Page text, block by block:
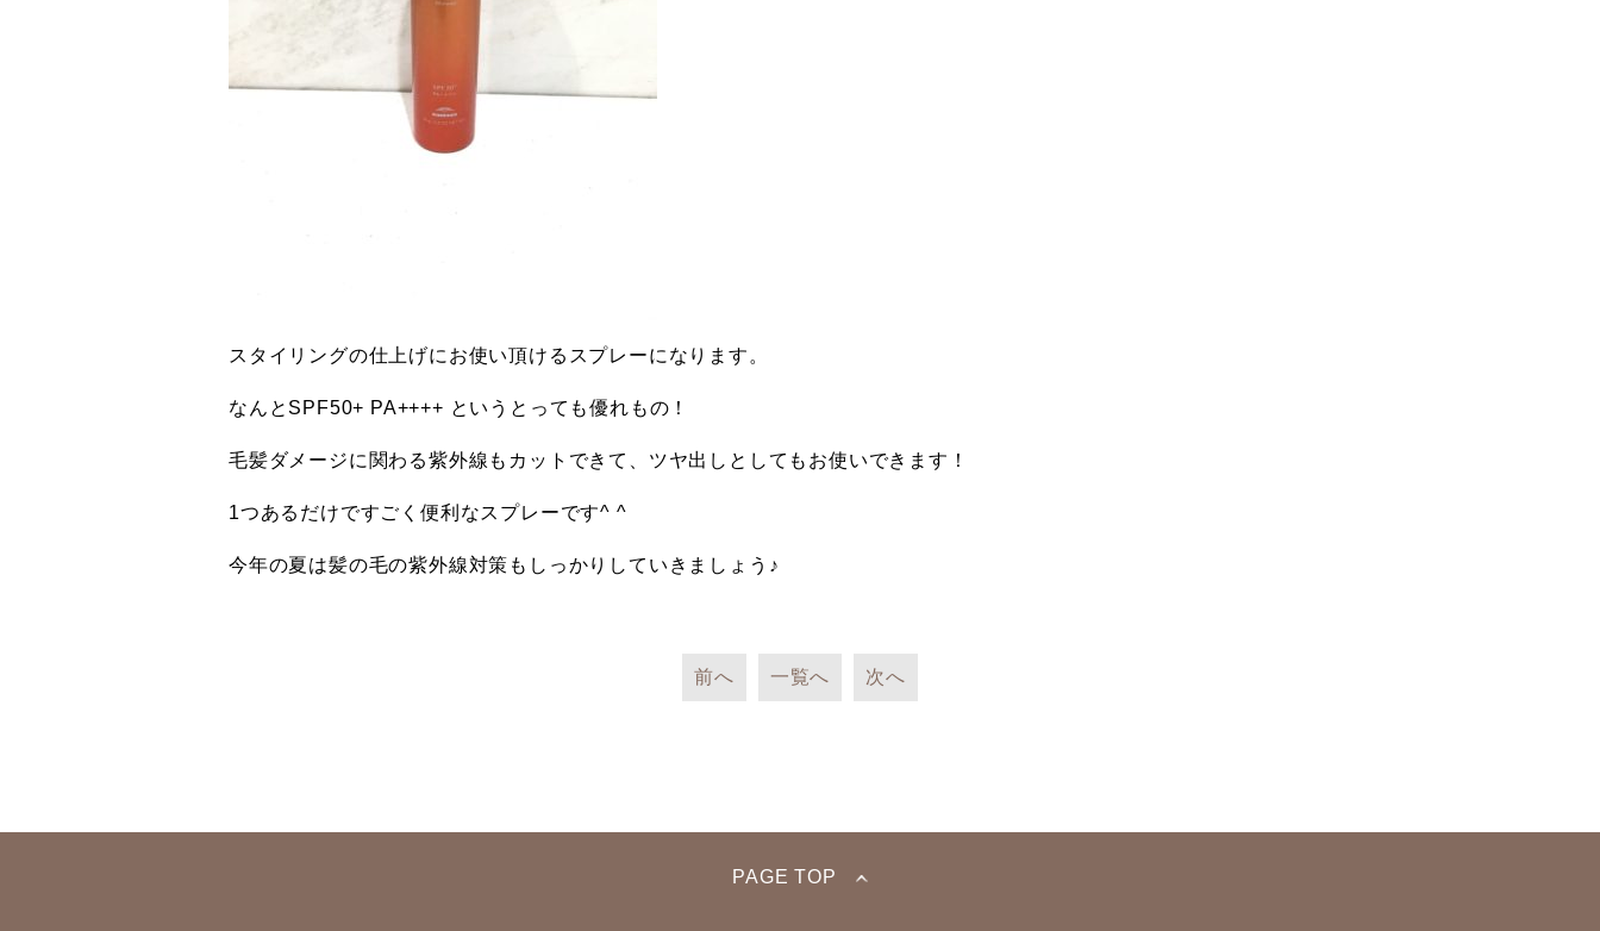
スタイリングの仕上げにお使い頂けるスプレーになります。
なんとSPF50+ PA++++ というとっても優れもの！
毛髪ダメージに関わる紫外線もカットできて、ツヤ出しとしてもお使いできます！
1つあるだけですごく便利なスプレーです^ ^
今年の夏は髪の毛の紫外線対策もしっかりしていきましょう♪
前へ 一覧へ 次へ
PAGE TOP